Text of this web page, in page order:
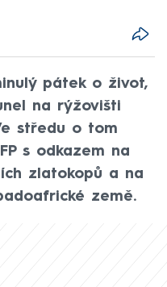
pátek o život,
na rýžovišti
středu o tom
s odkazem na
zlatokopů a na
země.